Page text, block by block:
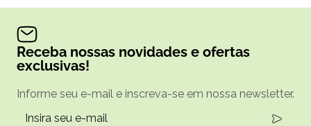
Receba nossas novidades e ofertas
exclusivas!
Informe seu e-mail e inscreva-se em nossa newsletter.